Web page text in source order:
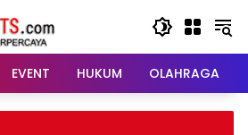
EVENT HUKUM OLAHRAGA